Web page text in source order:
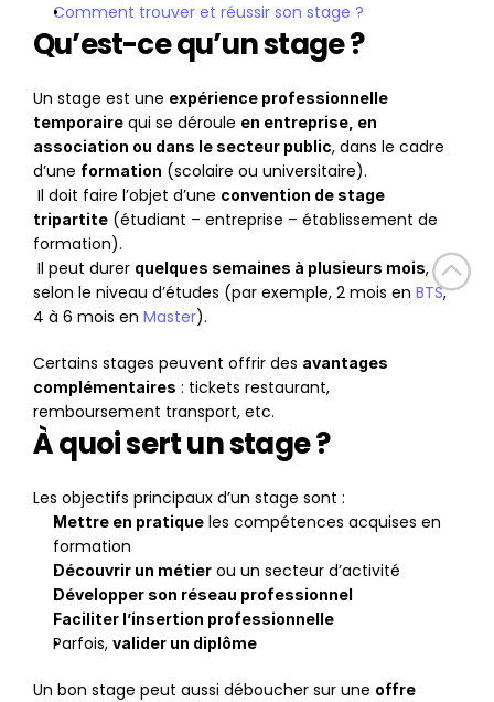
Comment trouver et réussir son stage ?
Qu’est-ce qu’un stage ?
Un stage est une expérience professionnelle
temporaire qui se déroule en entreprise, en
association ou dans le secteur public, dans le cadre
d’une formation (scolaire ou universitaire).
Il doit faire l’objet d’une convention de stage
tripartite (étudiant – entreprise – établissement de
formation).
Il peut durer quelques semaines à plusieurs mois,
selon le niveau d’études (par exemple, 2 mois en BTS,
4 à 6 mois en Master).
Certains stages peuvent offrir des avantages
complémentaires : tickets restaurant,
remboursement transport, etc.
À quoi sert un stage ?
Les objectifs principaux d’un stage sont :
Mettre en pratique les compétences acquises en
formation
Découvrir un métier ou un secteur d’activité
Développer son réseau professionnel
Faciliter l’insertion professionnelle
Parfois, valider un diplôme
Un bon stage peut aussi déboucher sur une offre